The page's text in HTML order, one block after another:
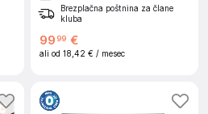
Brezplačna poštnina za člane
kluba
99 99 €
ali od 18,42 € / mesec